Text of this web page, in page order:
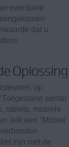
eventuele
dat u
Oplossing
op
Toegestane aantal
tablets, mobiele
(elk een “Mobiel
zijn met de